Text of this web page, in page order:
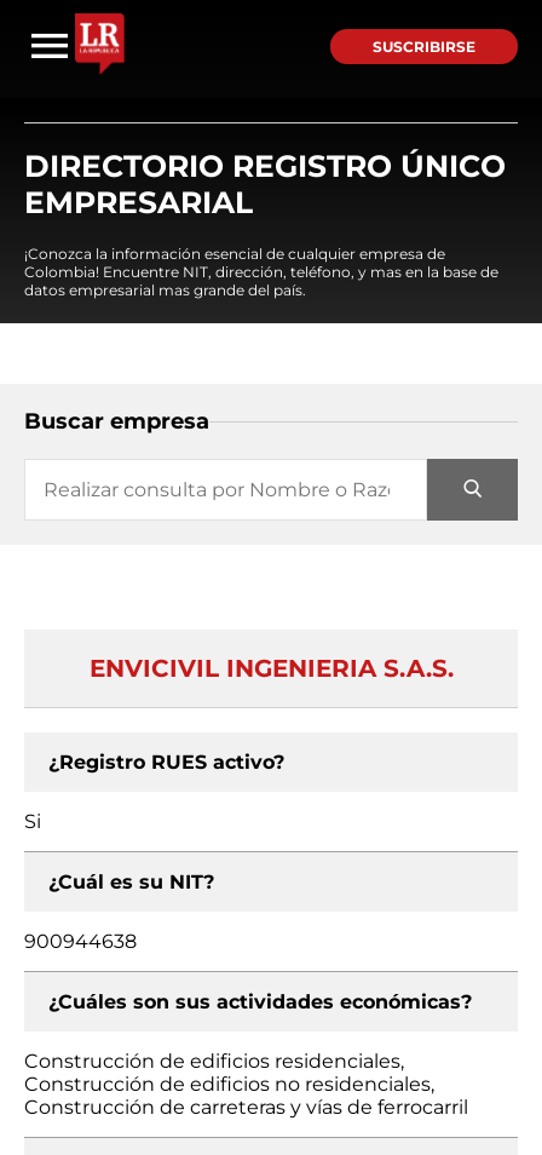
SUSCRIBIRSE
DIRECTORIO REGISTRO ÚNICO
EMPRESARIAL
¡Conozca la información esencial de cualquier empresa de
Colombia! Encuentre NIT, dirección, teléfono, y mas en la base de
datos empresarial mas grande del país.
Buscar empresa
ENVICIVIL INGENIERIA S.A.S.
¿Registro RUES activo?
Si
¿Cuál es su NIT?
900944638
¿Cuáles son sus actividades económicas?
Construcción de edificios residenciales,
Construcción de edificios no residenciales,
Construcción de carreteras y vías de ferrocarril